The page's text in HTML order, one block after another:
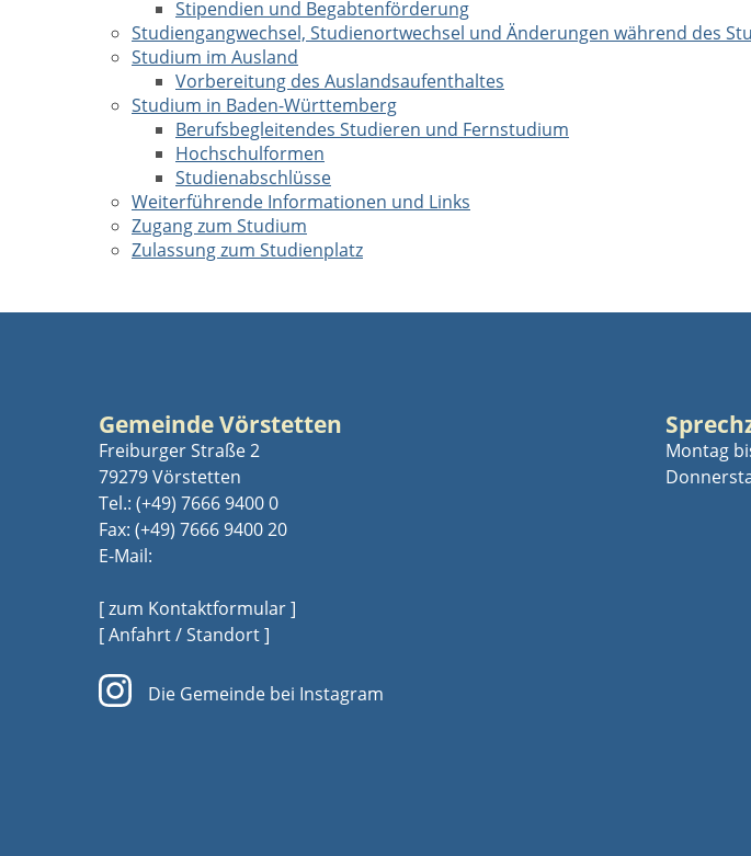
Stipendien und Begabtenförderung
Studiengangwechsel, Studienortwechsel und Änderungen während des
Studium im Ausland
Vorbereitung des Auslandsaufenthaltes
Studium in Baden-Württemberg
Berufsbegleitendes Studieren und Fernstudium
Hochschulformen
Studienabschlüsse
Weiterführende Informationen und Links
Zugang zum Studium
Zulassung zum Studienplatz
Gemeinde Vörstetten
Freiburger Straße 2
79279 Vörstetten
Tel.: (+49) 7666 9400 0
Fax: (+49) 7666 9400 20
E-Mail:
[ zum Kontaktformular ]
[ Anfahrt / Standort ]
Die Gemeinde bei Instagram
Montag